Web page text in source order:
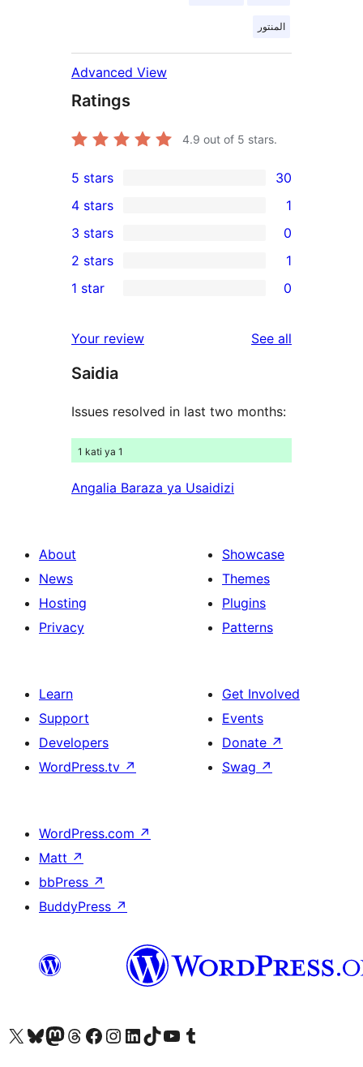
المنتور
Advanced View
Ratings
4.9 out of 5 stars.
30
5-
star
reviews
5 stars 30
4-
star
review
4 stars 1
0
3-
star
3 stars 0
2-
review
2 stars 1
star
reviews
1 star 0
Your review See all
Saidia
Issues resolved in last two months:
1 kati ya 1
Angalia Baraza ya Usaidizi
About
News
Hosting
Privacy
Showcase
Themes
Plugins
Patterns
Learn
Support
Developers
WordPress.tv ↗
Get Involved
Events
Donate ↗
Swag ↗
WordPress.com ↗
Matt ↗
bbPress ↗
BuddyPress ↗
Visit our X (formerly Twitter) account
Visit our Bluesky account
Visit our Mastodon account
Visit our Threads account
Visit our Facebook page
Visit our Instagram account
Visit our LinkedIn account
Visit our TikTok account
Visit our YouTube channel
Visit our Tumblr account